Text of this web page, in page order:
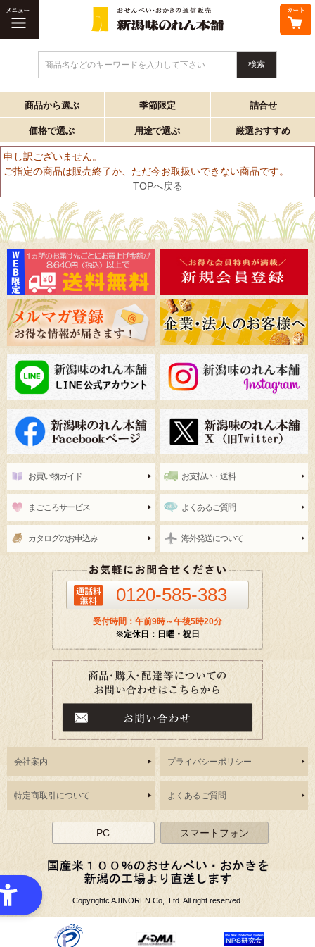
商品名などのキーワードを入力して下さい
商品から選ぶ 季節限定 詰合せ
価格で選ぶ 用途で選ぶ 厳選おすすめ
申し訳ございません。
ご指定の商品は販売終了か、ただ今お取扱いできない商品です。
TOPへ戻る
お買い物ガイド お支払い・送料
まごころサービス よくあるご質問
カタログのお申込み 海外発送について
0120-585-383
受付時間：午前9時～午後5時20分
※定休日：日曜・祝日
会社案内 プライバシーポリシー
特定商取引について よくあるご質問
PC スマートフォン
Copyrightc AJINOREN Co,. Ltd. All right reserved.